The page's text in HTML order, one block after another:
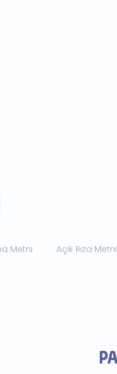
Metni Açık Rıza Metni